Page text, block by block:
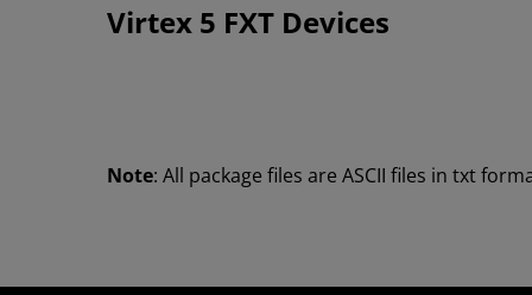
Virtex 5 FXT Devices
Note: All package files are ASCII files in txt